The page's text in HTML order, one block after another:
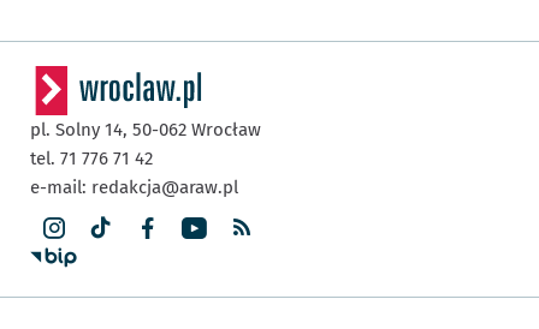
pl. Solny 14, 50-062 Wrocław
tel. 71 776 71 42
e-mail: redakcja@araw.pl